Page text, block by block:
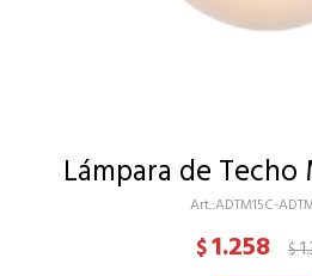
Lámpara de Techo
ADTM15C-
$1.258 $